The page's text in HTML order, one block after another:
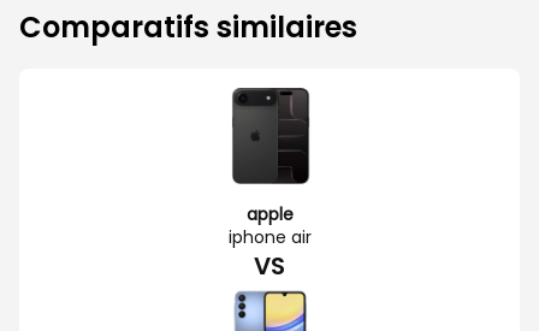
Comparatifs similaires
apple
iphone air
VS